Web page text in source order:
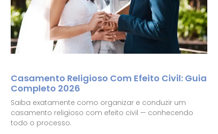
Casamento Religioso Com Efeito Civil: Guia
Completo 2026
Saiba exatamente como organizar e conduzir um
casamento religioso com efeito civil — conhecendo
todo o processo.